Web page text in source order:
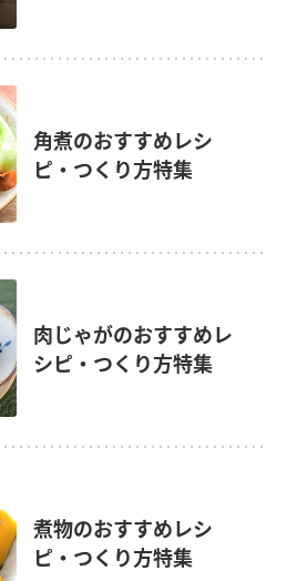
角煮のおすすめレシ
ピ・つくり方特集
肉じゃがのおすすめレ
シピ・つくり方特集
煮物のおすすめレシ
ピ・つくり方特集